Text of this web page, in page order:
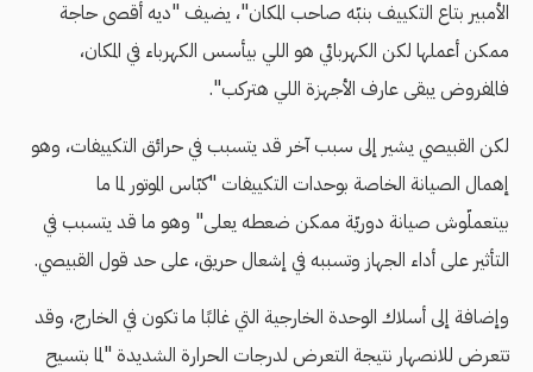
الأمبير بتاع التكييف بنبّه صاحب المكان"، يضيف "ديه أقصى حاجة
ممكن أعملها لكن الكهربائي هو اللي بيأسس الكهرباء في المكان،
فالمفروض يبقى عارف الأجهزة اللي هتركب".
لكن القبيصي يشير إلى سبب آخر قد يتسبب في حرائق التكييفات، وهو
إهمال الصيانة الخاصة بوحدات التكييفات "كبّاس الموتور لما ما
بيتعملّوش صيانة دوريّة ممكن ضعطه يعلى" وهو ما قد يتسبب في
التأثير على أداء الجهاز وتسببه في إشعال حريق، على حد قول القبيصي.
وإضافة إلى أسلاك الوحدة الخارجية التي غالبًا ما تكون في الخارج، وقد
تتعرض للانصهار نتيجة التعرض لدرجات الحرارة الشديدة "لما بتسيح